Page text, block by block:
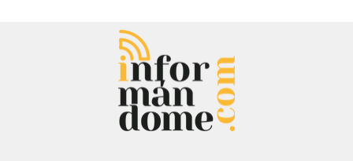
Entrevista: Sergio Fajardo y Edna
Bonilla aseguran superar las
encuestas y dar la sorpresa